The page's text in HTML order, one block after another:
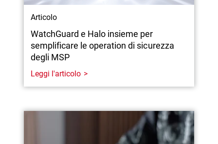
Articolo
WatchGuard e Halo insieme per
semplificare le operation di sicurezza
degli MSP
Leggi l'articolo